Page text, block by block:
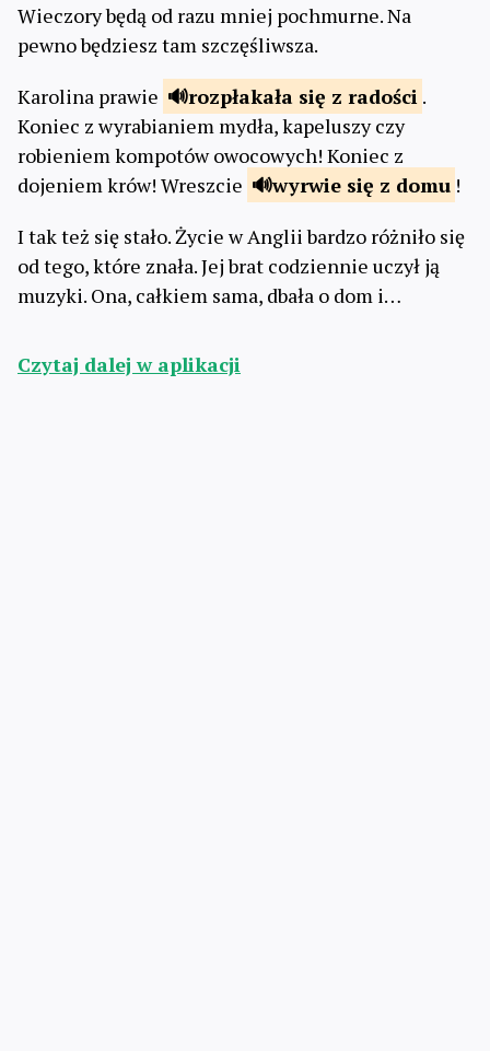
Wieczory będą od razu mniej pochmurne. Na
pewno będziesz tam szczęśliwsza.
Karolina prawie
rozpłakała się z radości .
Koniec z wyrabianiem mydła, kapeluszy czy
robieniem kompotów owocowych! Koniec z
dojeniem krów! Wreszcie
wyrwie się z domu !
I tak też się stało. Życie w Anglii bardzo różniło się
od tego, które znała. Jej brat codziennie uczył ją
muzyki. Ona, całkiem sama, dbała o dom i…
Czytaj dalej w aplikacji